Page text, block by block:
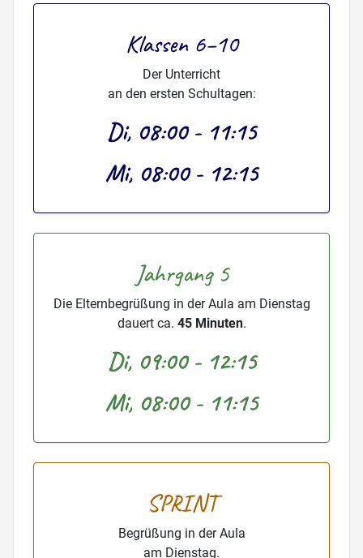
Klassen 6–10
Der Unterricht
an den ersten Schultagen:
Di, 08:00 - 11:15
Mi, 08:00 - 12:15
Jahrgang 5
Die Elternbegrüßung in der Aula am Dienstag
dauert ca. 45 Minuten.
Di, 09:00 - 12:15
Mi, 08:00 - 11:15
SPRINT
Begrüßung in der Aula
am Dienstag.